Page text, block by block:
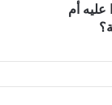
أم